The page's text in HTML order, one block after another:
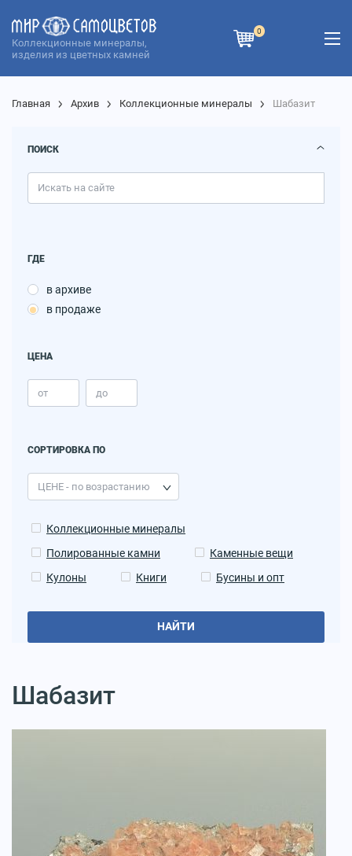
Коллекционные минералы,
изделия из цветных камней
0
Главная Архив Коллекционные минералы Шабазит
ПОИСК
ГДЕ
в архиве
в продаже
ЦЕНА
СОРТИРОВКА ПО
Коллекционные минералы
Полированные камни
Каменные вещи
Кулоны
Книги Бусины и опт
НАЙТИ
Шабазит